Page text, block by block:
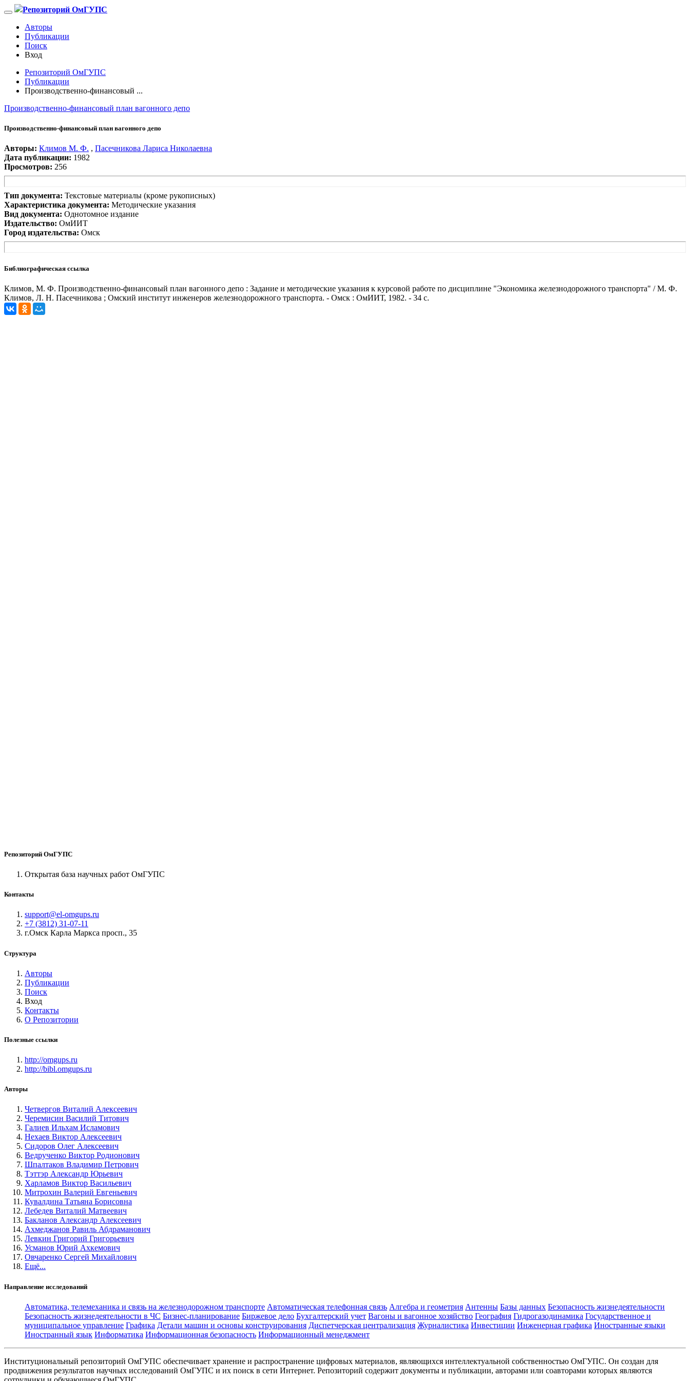
Репозиторий ОмГУПС
Авторы
Публикации
Поиск
Вход
Репозиторий ОмГУПС
Публикации
Производственно-финансовый ...
Производственно-финансовый план вагонного депо
Производственно-финансовый план вагонного депо
Авторы: Климов М. Ф. , Пасечникова Лариса Николаевна
Дата публикации: 1982
Просмотров: 256
Тип документа: Текстовые материалы (кроме рукописных)
Характеристика документа: Методические указания
Вид документа: Однотомное издание
Издательство: ОмИИТ
Город издательства: Омск
Библиографическая ссылка
Климов, М. Ф. Производственно-финансовый план вагонного депо : Задание и методические указания к курсовой работе по дисциплине "Экономика железнодорожного транспорта" / М. Ф.
Климов, Л. Н. Пасечникова ; Омский институт инженеров железнодорожного транспорта. - Омск : ОмИИТ, 1982. - 34 с.
Репозиторий ОмГУПС
Открытая база научных работ ОмГУПС
Контакты
support@el-omgups.ru
+7 (3812) 31-07-11
г.Омск Карла Маркса просп., 35
Структура
Авторы
Публикации
Поиск
Вход
Контакты
О Репозитории
Полезные ссылки
http://omgups.ru
http://bibl.omgups.ru
Авторы
Четвергов Виталий Алексеевич
Черемисин Василий Титович
Галиев Ильхам Исламович
Нехаев Виктор Алексеевич
Сидоров Олег Алексеевич
Ведрученко Виктор Родионович
Шпалтаков Владимир Петрович
Тэттэр Александр Юрьевич
Харламов Виктор Васильевич
Митрохин Валерий Евгеньевич
Кувалдина Татьяна Борисовна
Лебедев Виталий Матвеевич
Бакланов Александр Алексеевич
Ахмеджанов Равиль Абдраманович
Левкин Григорий Григорьевич
Усманов Юрий Ахкемович
Овчаренко Сергей Михайлович
Ещё...
Направление исследований
Автоматика, телемеханика и связь на железнодорожном транспорте Автоматическая телефонная связь Алгебра и геометрия Антенны Базы данных Безопасность жизнедеятельности
Безопасность жизнедеятельности в ЧС Бизнес-планирование Биржевое дело Бухгалтерский учет Вагоны и вагонное хозяйство География Гидрогазодинамика Государственное и
муниципальное управление Графика Детали машин и основы конструирования Диспетчерская централизация Журналистика Инвестиции Инженерная графика Иностранные языки
Иностранный язык Информатика Информационная безопасность Информационный менеджмент
Институциональный репозиторий ОмГУПС обеспечивает хранение и распространение цифровых материалов, являющихся интеллектуальной собственностью ОмГУПС. Он создан для
продвижения результатов научных исследований ОмГУПС и их поиск в сети Интернет. Репозиторий содержит документы и публикации, авторами или соавторами которых являются